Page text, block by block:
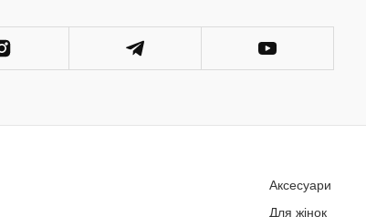
Аксесуари
Для жінок